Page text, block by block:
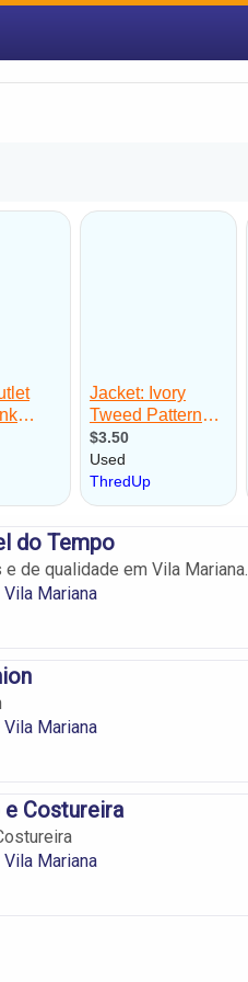
do Tempo
e de qualidade em Vila Mariana.
Mariana
Mariana
Costureira
Mariana